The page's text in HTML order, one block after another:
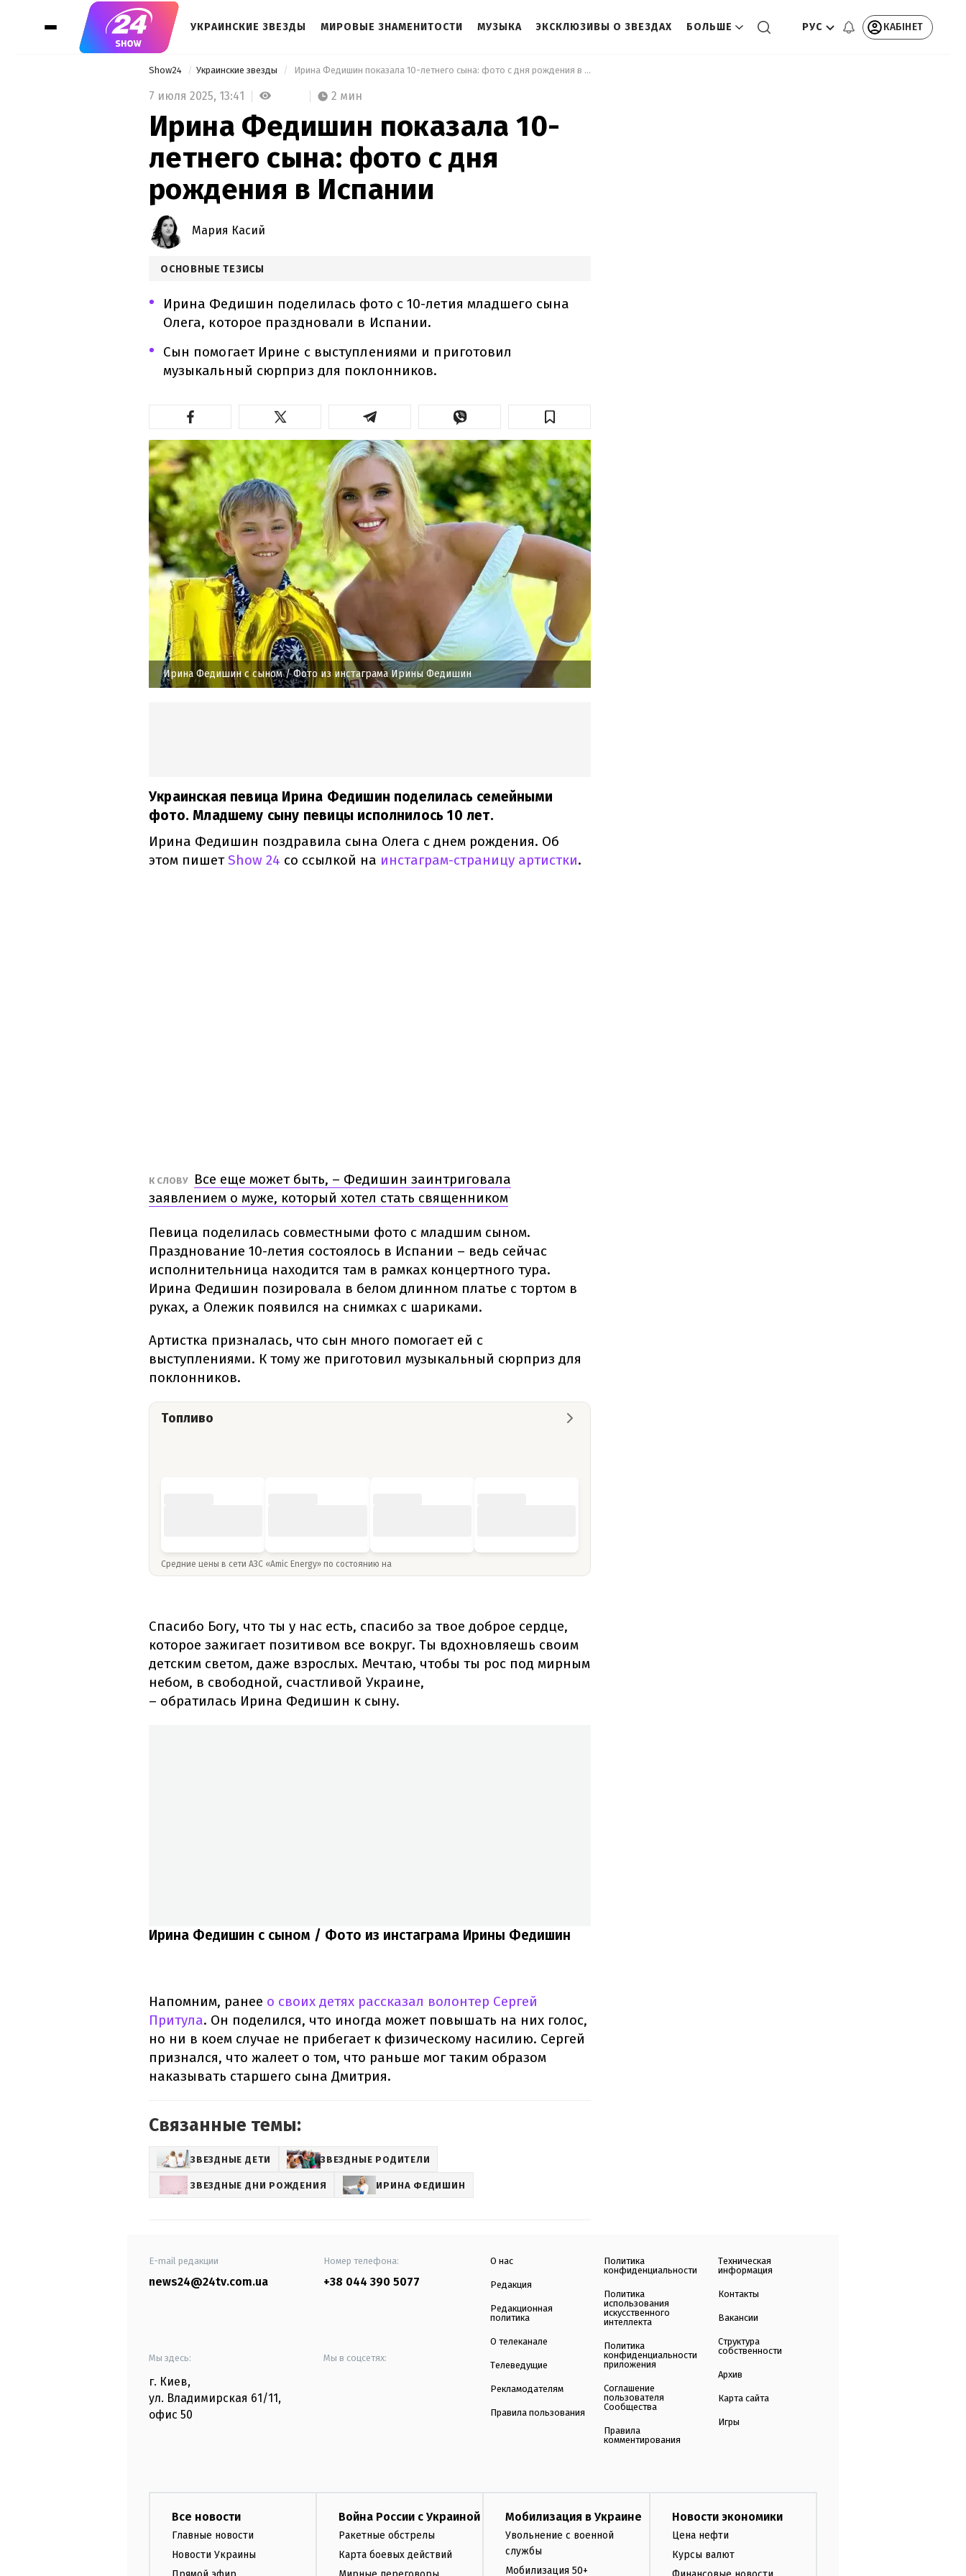
УКРАИНСКИЕ ЗВЕЗДЫ МИРОВЫЕ ЗНАМЕНИТОСТИ МУЗЫКА ЭКСКЛЮЗИВЫ О ЗВЕЗДАХ БОЛЬШЕ РУС КАБІНЕТ
Show24 Украинские звезды Ирина Федишин показала 10-летнего сына: фото с дня рождения в Испании
7 июля 2025, 13:41 2 мин
Ирина Федишин показала 10-
летнего сына: фото с дня
рождения в Испании
Мария Касий
ОСНОВНЫЕ ТЕЗИСЫ
Ирина Федишин поделилась фото с 10-летия младшего сына
Олега, которое праздновали в Испании.
Сын помогает Ирине с выступлениями и приготовил
музыкальный сюрприз для поклонников.
Ирина Федишин с сыном/ Фото из инстаграма Ирины Федишин
Украинская певица Ирина Федишин поделилась семейными
фото. Младшему сыну певицы исполнилось 10 лет.
Ирина Федишин поздравила сына Олега с днем рождения. Об
этом пишетShow 24 со ссылкой на инстаграм-страницу артистки.
К СЛОВУ
Все еще может быть, – Федишин заинтриговала
заявлением о муже, который хотел стать священником
Певица поделилась совместными фото с младшим сыном.
Празднование 10-летия состоялось в Испании – ведь сейчас
исполнительница находится там в рамках концертного тура.
Ирина Федишин позировала в белом длинном платье с тортом в
руках, а Олежик появился на снимках с шариками.
Артистка призналась, что сын много помогает ей с
выступлениями. К тому же приготовил музыкальный сюрприз для
поклонников.
Топливо
Средние цены в сети АЗС «Amic Energy» по состоянию на
Спасибо Богу, что ты у нас есть, спасибо за твое доброе сердце,
которое зажигает позитивом все вокруг. Ты вдохновляешь своим
детским светом, даже взрослых. Мечтаю, чтобы ты рос под мирным
небом, в свободной, счастливой Украине,
– обратилась Ирина Федишин к сыну.
Ирина Федишин с сыном / Фото из инстаграма Ирины Федишин
Напомним, ранее о своих детях рассказал волонтер Сергей
Притула. Он поделился, что иногда может повышать на них голос,
но ни в коем случае не прибегает к физическому насилию. Сергей
признался, что жалеет о том, что раньше мог таким образом
наказывать старшего сына Дмитрия.
Связанные темы:
ЗВЕЗДНЫЕ ДЕТИ ЗВЕЗДНЫЕ РОДИТЕЛИ
ЗВЕЗДНЫЕ ДНИ РОЖДЕНИЯ ИРИНА ФЕДИШИН
E-mail редакции
news24@24tv.com.ua
Номер телефона:
+38 044 390 5077
Мы здесь:
г. Киев,
ул. Владимирская 61/11,
офис 50
Мы в соцсетях:
О нас
Редакция
Редакционная
политика
О телеканале
Телеведущие
Рекламодателям
Правила пользования
Политика
конфиденциальности
Политика
использования
искусственного
интеллекта
Политика
конфиденциальности
приложения
Соглашение
пользователя
Сообщества
Правила
комментирования
Техническая
информация
Контакты
Вакансии
Структура
собственности
Архив
Карта сайта
Игры
Все новости
Главные новости
Новости Украины
Война России с Украиной
Ракетные обстрелы
Карта боевых действий
Мобилизация в Украине
Увольнение с военной
службы
Мобилизация 50+
Новости экономики
Цена нефти
Курсы валют